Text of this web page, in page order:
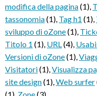
modifica della pagina(1),
tassonomia(1), Tag h1 (1),
sviluppo di oZone(1),
Titolo 1 (1), URL(4),
Versioni di oZone(1),
Visitatori(1),Visualizza
site design(1),Web surfer